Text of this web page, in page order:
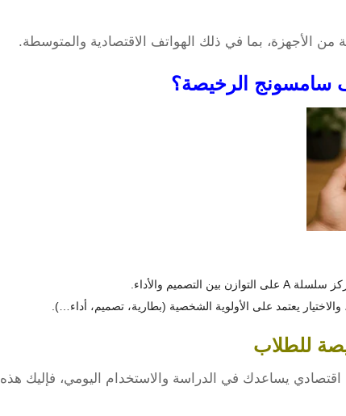
الأجهزة، بما في ذلك الهواتف الاقتصادية والمتوسطة.
يعتمد على الأولوية الشخصية (بطارية، تصميم، أداء…).
للطلاب
يساعدك في الدراسة والاستخدام اليومي، فإليك هذه